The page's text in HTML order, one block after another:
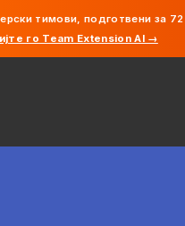
тимови, подготвени за 72
го Team Extension AI →